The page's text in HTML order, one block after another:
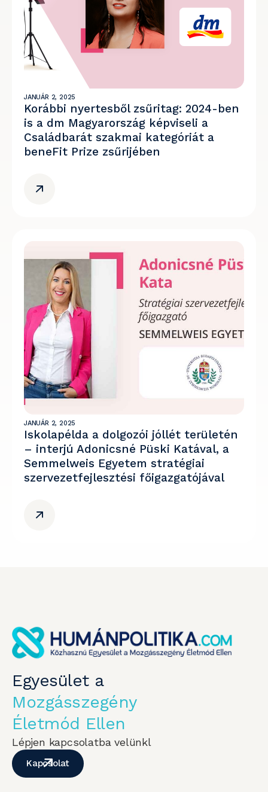
JANUÁR 2, 2025
Korábbi nyertesből zsűritag: 2024-ben
is a dm Magyarország képviseli a
Családbarát szakmai kategóriát a
beneFit Prize zsűrijében
JANUÁR 2, 2025
Iskolapélda a dolgozói jóllét területén
– interjú Adonicsné Püski Katával, a
Semmelweis Egyetem stratégiai
szervezetfejlesztési főigazgatójával
Egyesület a
Mozgásszegény
Életmód Ellen
Lépjen kapcsolatba velünkl
Kapcsolat